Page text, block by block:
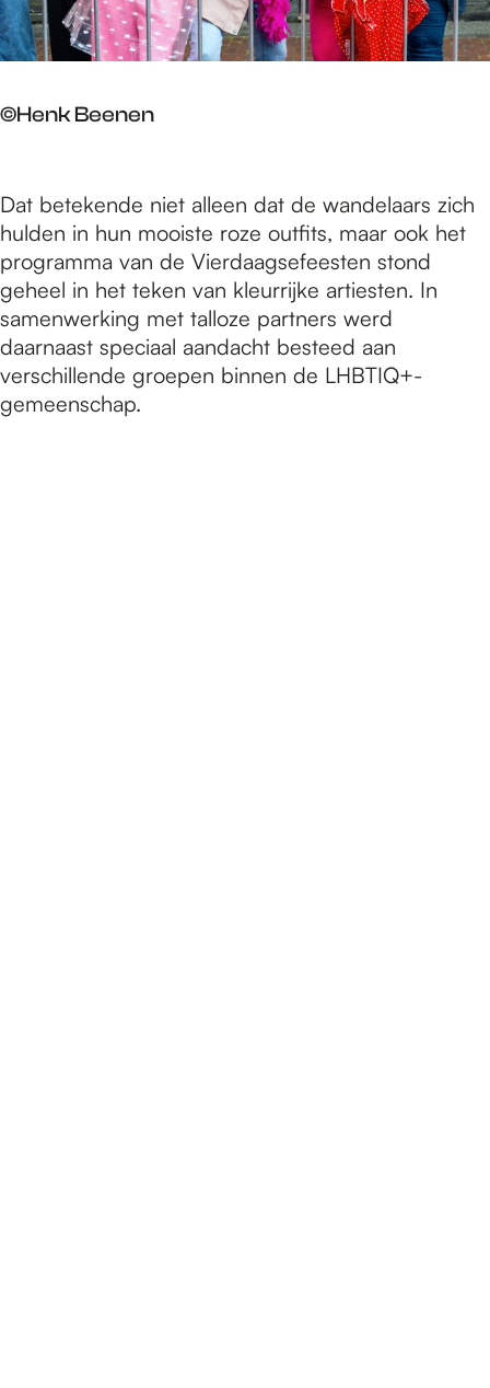
©Henk Beenen
Dat betekende niet alleen dat de wandelaars zich
hulden in hun mooiste roze outfits, maar ook het
programma van de Vierdaagsefeesten stond
geheel in het teken van kleurrijke artiesten. In
samenwerking met talloze partners werd
daarnaast speciaal aandacht besteed aan
verschillende groepen binnen de LHBTIQ+-
gemeenschap.